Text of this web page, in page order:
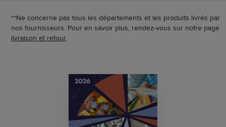
**Ne concerne pas tous les départements et les produits livrés par
nos fournisseurs. Pour en savoir plus, rendez-vous sur notre page
livraison et retour.